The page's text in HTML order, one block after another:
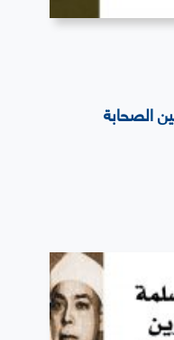
الصحابة